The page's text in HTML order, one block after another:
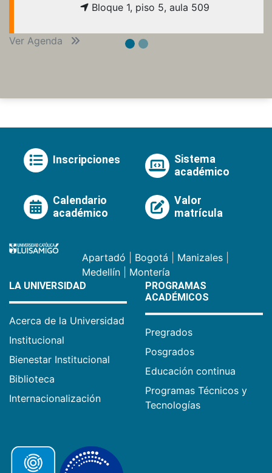
Bloque 1, piso 5, aula 509
Ver Agenda
Inscripciones
Sistema
académico
Calendario
académico
Valor
matrícula
Apartadó Bogotá Manizales
Medellín
Montería
LA UNIVERSIDAD
Acerca de la Universidad
Institucional
Bienestar Institucional
Biblioteca
Internacionalización
PROGRAMAS
ACADÉMICOS
Pregrados
Posgrados
Educación continua
Programas Técnicos y
Tecnologías